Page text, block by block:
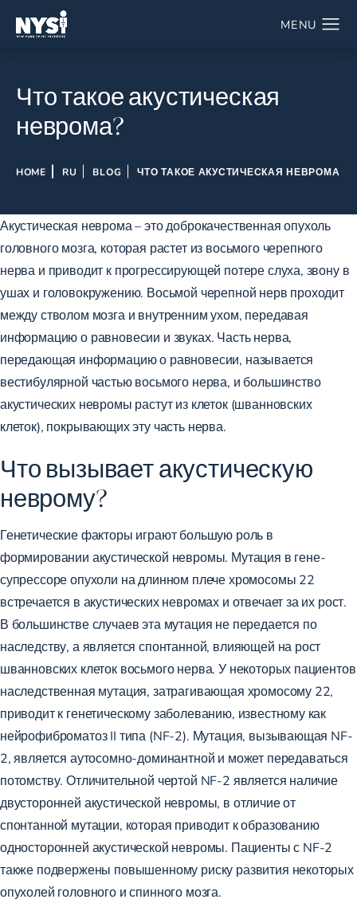
Что такое акустическая
неврома?
HOME RU BLOG ЧТО ТАКОЕ АКУСТИЧЕСКАЯ НЕВРОМА
Акустическая неврома – это доброкачественная опухоль
головного мозга, которая растет из восьмого черепного
нерва и приводит к прогрессирующей потере слуха, звону в
ушах и головокружению. Восьмой черепной нерв проходит
между стволом мозга и внутренним ухом, передавая
информацию о равновесии и звуках. Часть нерва,
передающая информацию о равновесии, называется
вестибулярной частью восьмого нерва, и большинство
акустических невромы растут из клеток (шванновских
клеток), покрывающих эту часть нерва.
Что вызывает акустическую
неврому?
Генетические факторы играют большую роль в
формировании акустической невромы. Мутация в гене-
супрессоре опухоли на длинном плече хромосомы 22
встречается в акустических невромах и отвечает за их рост.
В большинстве случаев эта мутация не передается по
наследству, а является спонтанной, влияющей на рост
шванновских клеток восьмого нерва. У некоторых пациентов
наследственная мутация, затрагивающая хромосому 22,
приводит к генетическому заболеванию, известному как
нейрофиброматоз II типа (NF-2). Мутация, вызывающая NF-
2, является аутосомно-доминантной и может передаваться
потомству. Отличительной чертой NF-2 является наличие
двусторонней акустической невромы, в отличие от
спонтанной мутации, которая приводит к образованию
односторонней акустической невромы. Пациенты с NF-2
также подвержены повышенному риску развития некоторых
опухолей головного и спинного мозга.